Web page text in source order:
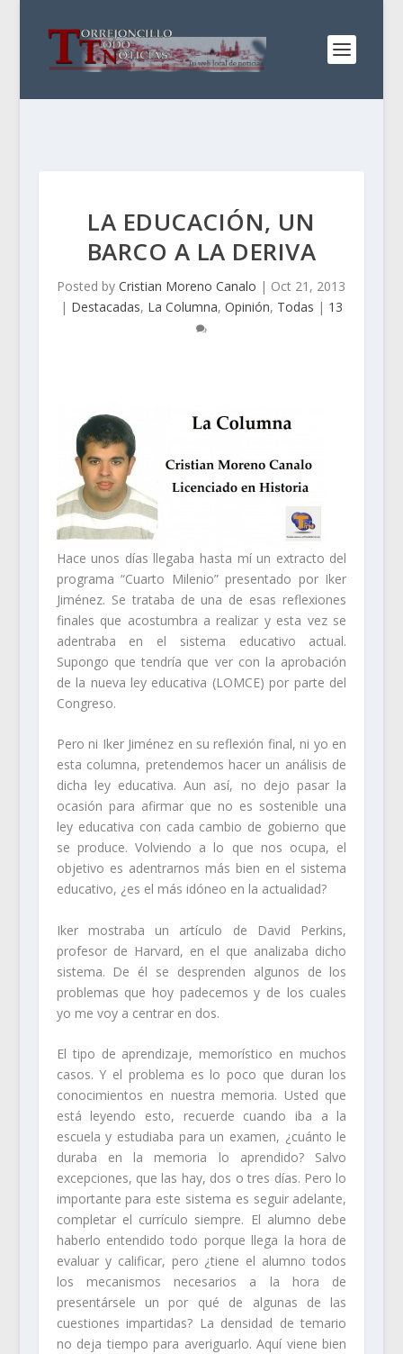
LA EDUCACIÓN, UN
BARCO A LA DERIVA
Posted byCristian Moreno Canalo | Oct 21, 2013
| Destacadas, La Columna, Opinión, Todas | 13
Hace unos días llegaba hasta mí un extracto del
programa“Cuarto Milenio”presentado por Iker
Jiménez. Se trataba de una de esas reflexiones
finales que acostumbra a realizar y esta vez se
adentraba en el sistema educativo actual.
Supongo que tendría que ver con la aprobación
de la nueva ley educativa (LOMCE) por parte del
Congreso.
Pero ni Iker Jiménez en su reflexión final, ni yo en
esta columna, pretendemos hacer un análisis de
dicha ley educativa. Aun así, no dejo pasar la
ocasión para afirmar que no es sostenible una
ley educativa con cada cambio de gobierno que
se produce. Volviendo a lo que nos ocupa, el
objetivo es adentrarnos más bien en el sistema
educativo, ¿es el más idóneo en la actualidad?
Iker mostraba un artículo de David Perkins,
profesor de Harvard, en el que analizaba dicho
sistema. De él se desprenden algunos de los
problemas que hoy padecemos y de los cuales
yo me voy a centrar en dos.
El tipo de aprendizaje, memorístico en muchos
casos. Y el problema es lo poco que duran los
conocimientos en nuestra memoria. Usted que
está leyendo esto, recuerde cuando iba a la
escuela y estudiaba para un examen, ¿cuánto le
duraba en la memoria lo aprendido? Salvo
excepciones, que las hay, dos o tres días. Pero lo
importante para este sistema es seguir adelante,
completar el currículo siempre. El alumno debe
haberlo entendido todo porque llega la hora de
evaluar y calificar, pero ¿tiene el alumno todos
los mecanismos necesarios a la hora de
presentársele un por qué de algunas de las
cuestiones impartidas? La densidad de temario
no deja tiempo para averiguarlo. Aquí viene bien